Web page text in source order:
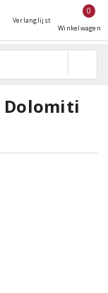
Verlanglijst
0
Winkelwagen
Dolomiti